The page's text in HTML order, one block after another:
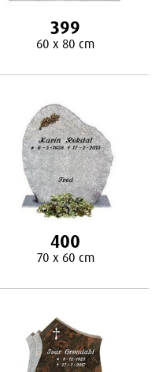
399
60 x 80 cm
400
70 x 60 cm